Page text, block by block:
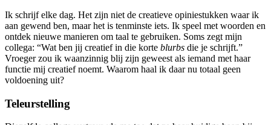
Ik schrijf elke dag. Het zijn niet de creatieve opiniestukken waar ik
aan gewend ben, maar het is tenminste iets. Ik speel met woorden en
ontdek nieuwe manieren om taal te gebruiken. Soms zegt mijn
collega: “Wat ben jij creatief in die korte blurbs die je schrijft.”
Vroeger zou ik waanzinnig blij zijn geweest als iemand met haar
functie mij creatief noemt. Waarom haal ik daar nu totaal geen
voldoening uit?
Teleurstelling